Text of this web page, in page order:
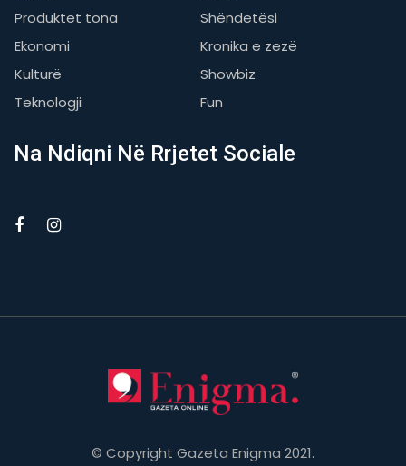
Produktet tona
Shëndetësi
Ekonomi
Kronika e zezë
Kulturë
Showbiz
Teknologji
Fun
Na Ndiqni Në Rrjetet Sociale
© Copyright Gazeta Enigma 2021.